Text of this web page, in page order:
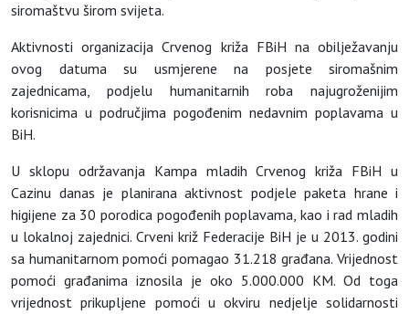
siromaštvu širom svijeta.
Aktivnosti organizacija Crvenog križa FBiH na obilježavanju
ovog datuma su usmjerene na posjete siromašnim
zajednicama, podjelu humanitarnih roba najugroženijim
korisnicima u područjima pogođenim nedavnim poplavama u
BiH.
U sklopu održavanja Kampa mladih Crvenog križa FBiH u
Cazinu danas je planirana aktivnost podjele paketa hrane i
higijene za 30 porodica pogođenih poplavama, kao i rad mladih
u lokalnoj zajednici. Crveni križ Federacije BiH je u 2013. godini
sa humanitarnom pomoći pomagao 31.218 građana. Vrijednost
pomoći građanima iznosila je oko 5.000.000 KM. Od toga
vrijednost prikupljene pomoći u okviru nedjelje solidarnosti